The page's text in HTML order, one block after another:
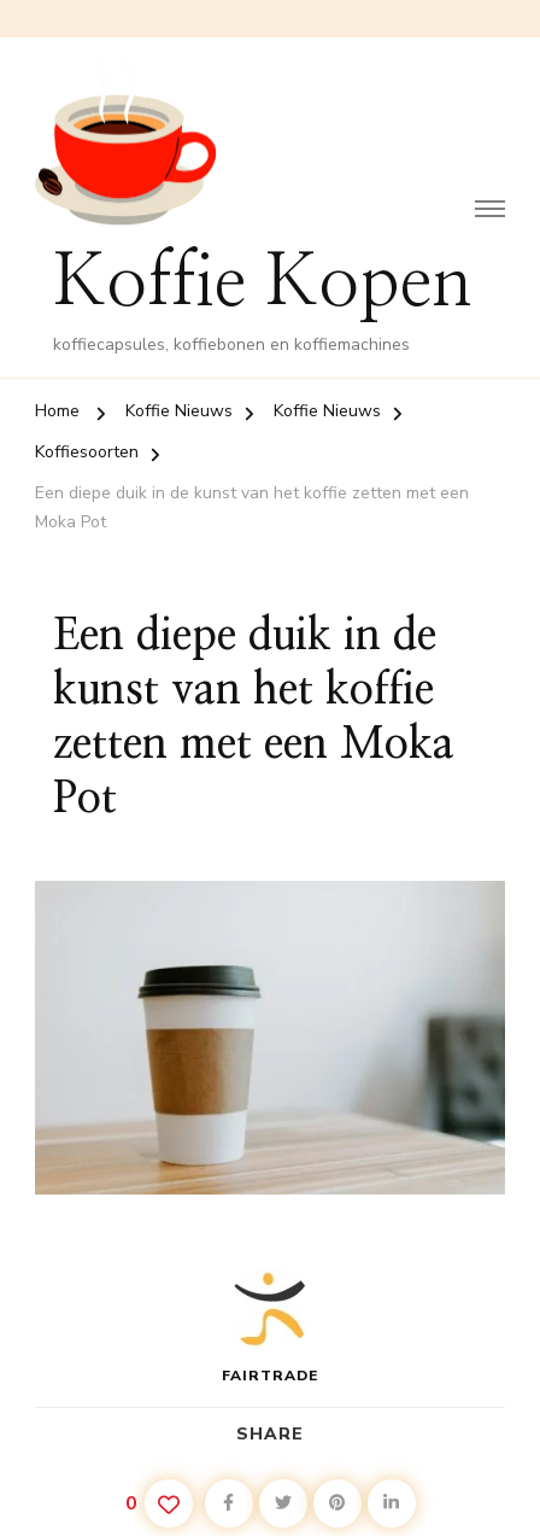
Koffie Kopen
koffiecapsules, koffiebonen en koffiemachines
Home Koffie Nieuws
Koffie Nieuws
Koffiesoorten
Een diepe duik in de kunst van het koffie zetten met een
Moka Pot
Een diepe duik in de
kunst van het koffie
zetten met een Moka
Pot
FAIRTRADE
SHARE
0